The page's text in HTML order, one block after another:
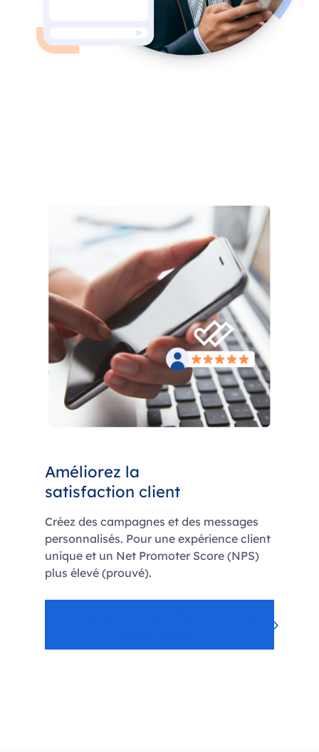
Améliorez la
satisfaction client
Créez des campagnes et des messages
personnalisés. Pour une expérience client
unique et un Net Promoter Score (NPS)
plus élevé (prouvé).